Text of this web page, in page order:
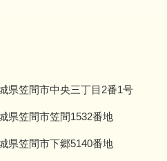
県笠間市中央三丁目2番1号
県笠間市笠間1532番地
県笠間市下郷5140番地